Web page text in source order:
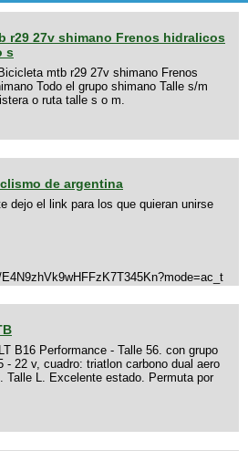
r29 27v shimano Frenos hidralicos
s
mtb r29 27v shimano Frenos
Todo el grupo shimano Talle s/m
o ruta talle s o m.
de argentina
dejo el link para los que quieran unirse
B16 Performance - Talle 56. con grupo
- 22 v, cuadro: triatlon carbono dual aero
Talle L. Excelente estado. Permuta por